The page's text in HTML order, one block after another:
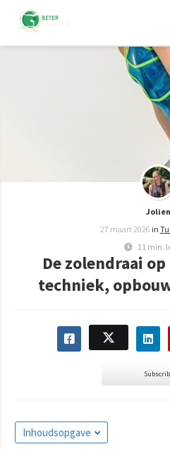
Jolien
27 maart 2026 in
11 min.
De zolendraai
techniek,
Inhoudsopgave